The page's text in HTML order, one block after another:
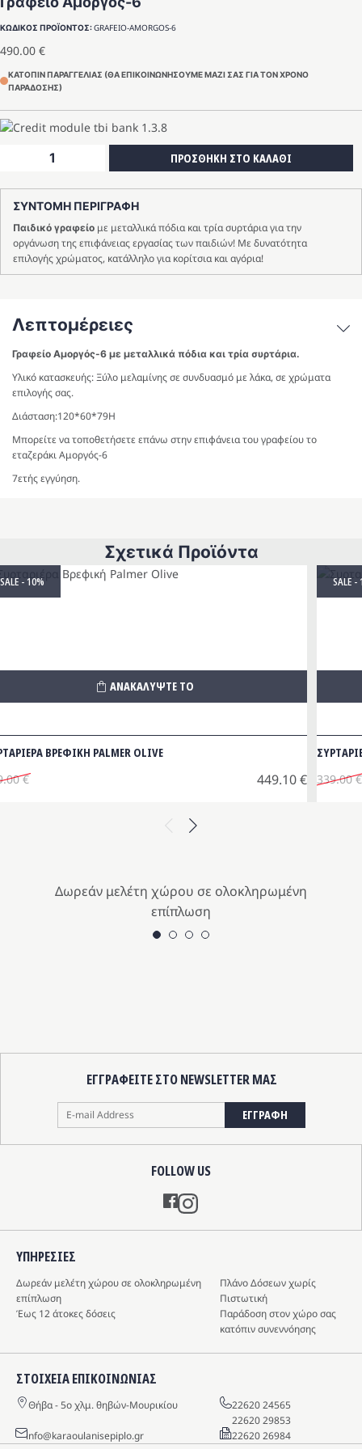
ΚΩΔΙΚΟΣ ΠΡΟΪΟΝΤΟΣ:GRAFEIO-AMORGOS-6
490.00 €
ΚΑΤΟΠΙΝ ΠΑΡΑΓΓΕΛΙΑΣ (ΘΑ ΕΠΙΚΟΙΝΩΝΗΣΟΥΜΕ ΜΑΖΙ ΣΑΣ ΓΙΑ ΤΟΝ ΧΡΟΝΟ
ΠΑΡΑΔΟΣΗΣ)
ποσότητα
ΠΡΟΣΘΗΚΗ ΣΤΟ ΚΑΛΑΘΙ
ΣΥΝΤΟΜΗ ΠΕΡΙΓΡΑΦΗ
Παιδικό γραφείο με μεταλλικά πόδια και τρία συρτάρια για την
οργάνωση της επιφάνειας εργασίας των παιδιών! Με δυνατότητα
επιλογής χρώματος, κατάλληλο για κορίτσια και αγόρια!
Λεπτομέρειες
Γραφείο Αμοργός-6 με μεταλλικά πόδια και τρία συρτάρια.
Υλικό κατασκευής: Ξύλο μελαμίνης σε συνδυασμό με λάκα, σε χρώματα
επιλογής σας.
Διάσταση:120*60*79Η
Μπορείτε να τοποθετήσετε επάνω στην επιφάνεια του γραφείου το
εταζεράκι Αμοργός-6
7ετής εγγύηση.
Σχετικά Προϊόντα
Previous
SALE - 10%
ΒΡΕΦΙΚΗ PALMER OLIVE
€ 449.10€
ΑΝΑΚΑΛΥΨΤΕ ΤΟ
SALE -
339.00€
Η
Next
Δωρεάν μελέτη χώρου σε ολοκληρωμένη
επίπλωση
FOLLOW US
Instagram
ΕΓΓΡΑΦΕΙΤΕ ΣΤΟ NEWSLETTER ΜΑΣ
ΕΓΓΡΑΦΗ
ΥΠΗΡΕΣIΕΣ
Δωρεάν μελέτη χώρου σε ολοκληρωμένη
επίπλωση
Πλάνο Δόσεων χωρίς
Πιστωτική
Έως 12 άτοκες δόσεις
Παράδοση στον χώρο σας
κατόπιν συνεννόησης
ΣΤΟΙΧΕΙΑ ΕΠΙΚΟΙΝΩΝΙΑΣ
Θήβα - 5o χλμ. θηβών-Μουρικίου
22620 24565
22620 29853
info@karaoulanisepiplo.gr
22620 26984